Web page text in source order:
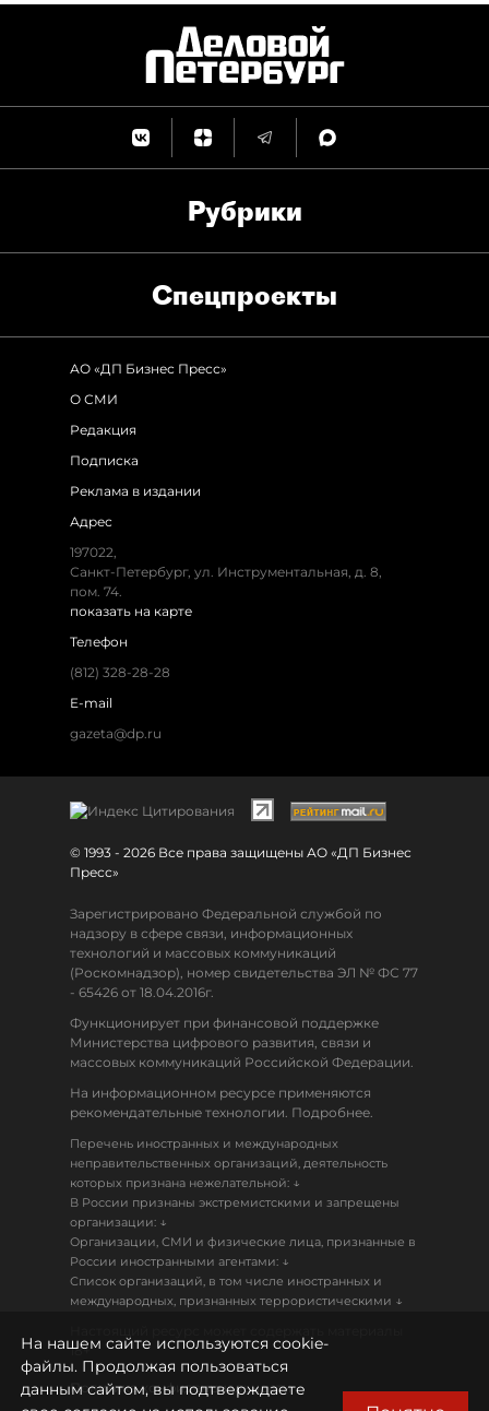
Рубрики
Спец­проекты
АО «ДП Бизнес Пресс»
О СМИ
Редакция
Подписка
Реклама в издании
Адрес
197022,
Санкт-Петербург, ул. Инструментальная, д. 8,
пом. 74.
показать на карте
Телефон
(812) 328-28-28
E-mail
gazeta@dp.ru
© 1993 - 2026 Все права защищены АО «ДП Бизнес
Пресс»
Зарегистрировано Федеральной службой по
надзору в сфере связи, информационных
технологий и массовых коммуникаций
(Роскомнадзор), номер свидетельства ЭЛ № ФС 77
- 65426 от 18.04.2016г.
Функционирует при финансовой поддержке
Министерства цифрового развития, связи и
массовых коммуникаций Российской Федерации.
На информационном ресурсе применяются
рекомендательные технологии. Подробнее.
Перечень иностранных и международных
неправительственных организаций, деятельность
которых признана нежелательной: ↓
В России признаны экстремистскими и запрещены
организации: ↓
Организации, СМИ и физические лица, признанные в
России иностранными агентами: ↓
Список организаций, в том числе иностранных и
международных, признанных террористическими ↓
18+
Политика конфиденциальности
На нашем сайте используются cookie-
файлы. Продолжая пользоваться
данным сайтом, вы подтверждаете